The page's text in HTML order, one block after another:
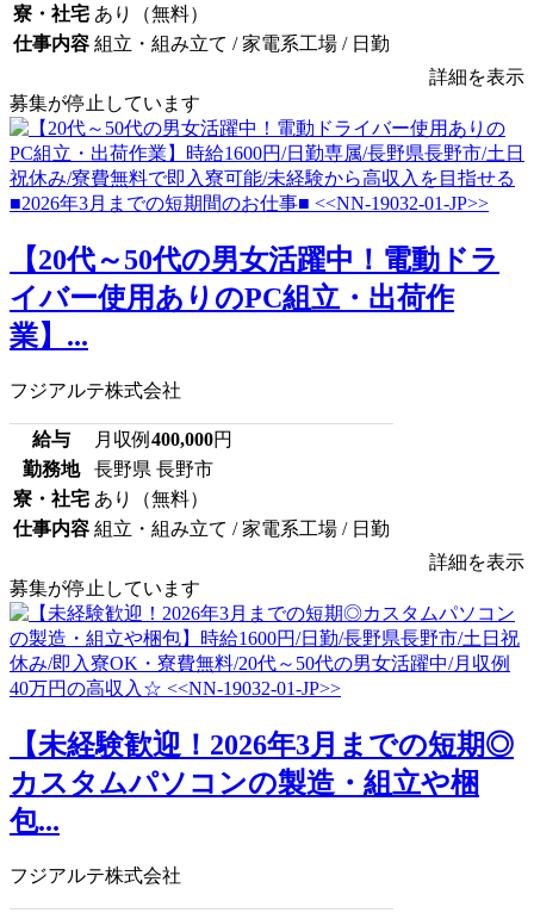
寮・社宅 あり（無料）
仕事内容 組立・組み立て / 家電系工場 / 日勤
詳細を表示
募集が停止しています
【20代～50代の男女活躍中！電動ドラ
イバー使用ありのPC組立・出荷作
業】...
フジアルテ株式会社
給与 月収例 400,000円
勤務地
長野県 長野市
寮・社宅 あり（無料）
仕事内容 組立・組み立て / 家電系工場 / 日勤
詳細を表示
募集が停止しています
【未経験歓迎！2026年3月までの短期◎
カスタムパソコンの製造・組立や梱
包...
フジアルテ株式会社